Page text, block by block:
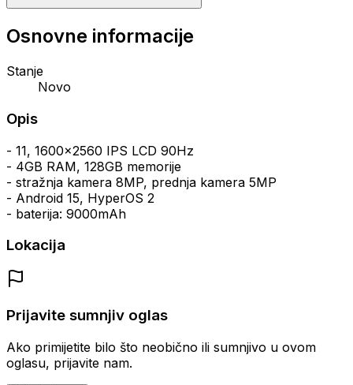
Osnovne informacije
Stanje
Novo
Opis
- 11, 1600x2560 IPS LCD 90Hz
- 4GB RAM, 128GB memorije
- stražnja kamera 8MP, prednja kamera 5MP
- Android 15, HyperOS 2
- baterija: 9000mAh
Lokacija
Prijavite sumnjiv oglas
Ako primijetite bilo što neobično ili sumnjivo u ovom
oglasu, prijavite nam.